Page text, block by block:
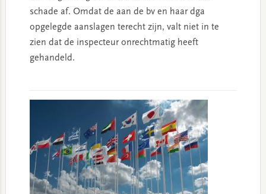
schade af. Omdat de aan de bv en haar dga
opgelegde aanslagen terecht zijn, valt niet in te
zien dat de inspecteur onrechtmatig heeft
gehandeld.